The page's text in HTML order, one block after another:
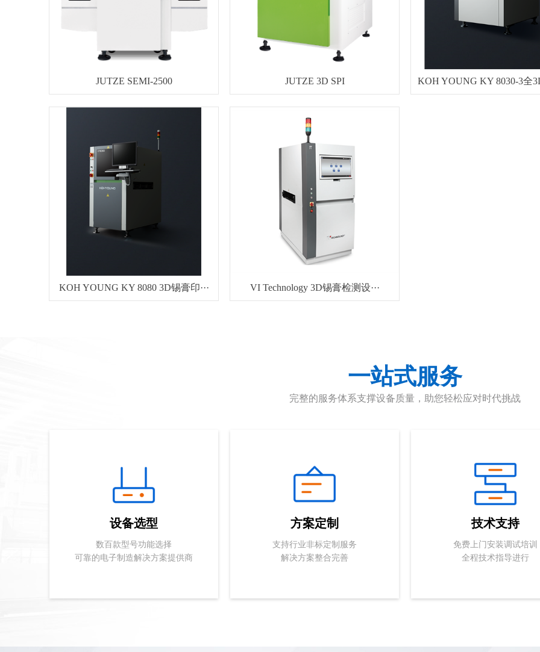
JUTZE SEMI-2500 JUTZE 3D SPI KOH YOUNG KY 8030-3全
KOH YOUNG KY 8080 3D锡膏印··· VI Technology 3D锡膏检测设···
一站式服务
完整的服务体系支撑设备质量，助您轻松应对时代挑战
设备选型
数百款型号功能选择
可靠的电子制造解决方案提供商
方案定制
支持行业非标定制服务
解决方案整合完善
技术支持
免费上门安装调试培训
全程技术指导进行